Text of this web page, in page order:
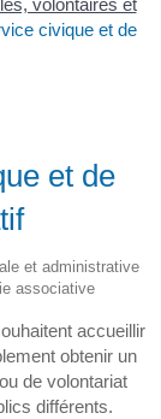
volontaires et
civique et de
et de
et administrative
associative
accueillir
obtenir un
de volontariat
différents.